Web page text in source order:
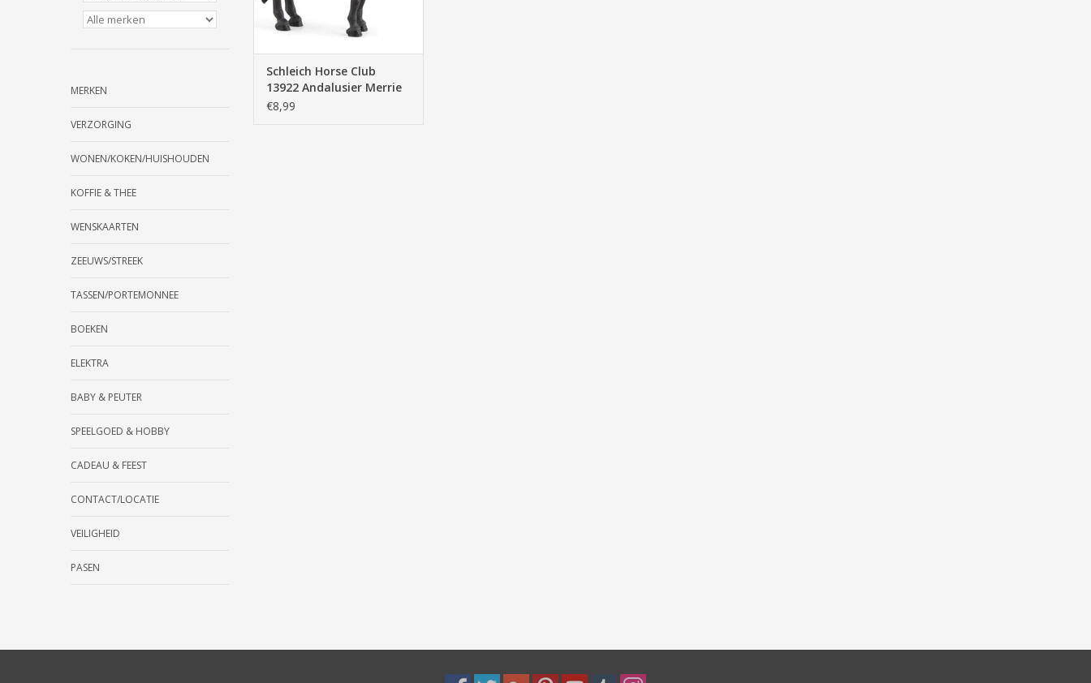
MERKEN
VERZORGING
WONEN/KOKEN/HUISHOUDEN
KOFFIE & THEE
WENSKAARTEN
ZEEUWS/STREEK
TASSEN/PORTEMONNEE
BOEKEN
ELEKTRA
BABY & PEUTER
SPEELGOED & HOBBY
CADEAU & FEEST
CONTACT/LOCATIE
VEILIGHEID
PASEN
Schleich Horse Club
13922 Andalusier Merrie
€8,99